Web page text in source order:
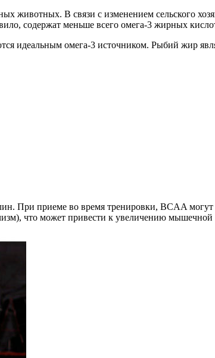
животных. В связи с изменением сельского
содержат меньше всего омега-3 жирных
идеальным омега-3 источником. Рыбий жир
При приеме во время тренировки, BCAA могут
что может привести к увеличению мышечной